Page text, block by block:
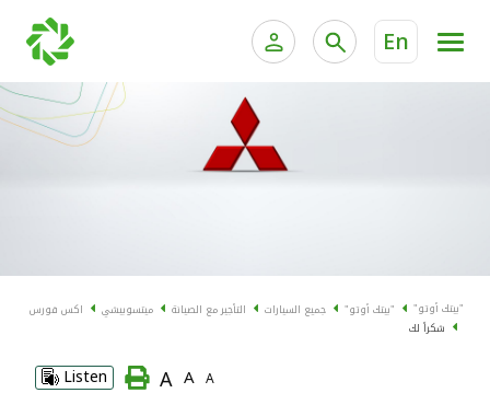
En
الخدمات المصرفية الإلكترونية للأفراد
الخدمات المصرفية للأفراد الخدمات المالية الخاصة
القوارب
الدراجات
"بيتك أوتو" "بيتك أوتو" جميع السيارات التأجير مع الصيانة ميتسوبيشي
اكس فورس
شكراً لك
A
A
A
Listen